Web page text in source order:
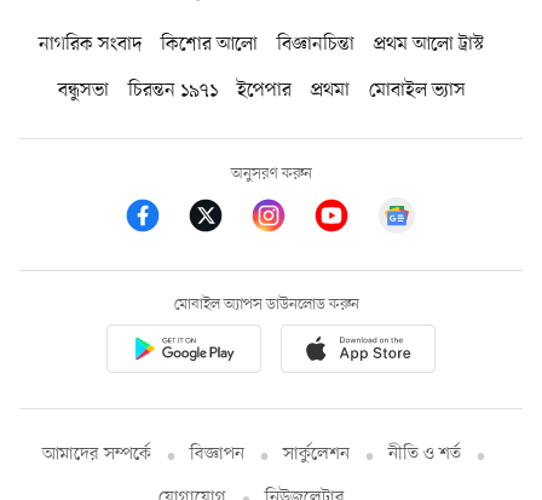
নাগরিক সংবাদ কিশোর আলো বিজ্ঞানচিন্তা
প্রথম আলো ট্রাস্ট
বন্ধুসভা
চিরন্তন ১৯৭১ ইপেপার প্রথমা মোবাইল ভ্যাস
অনুসরণ করুন
মোবাইল অ্যাপস ডাউনলোড করুন
আমাদের সম্পর্কে বিজ্ঞাপন সার্কুলেশন
নীতি ও শর্ত